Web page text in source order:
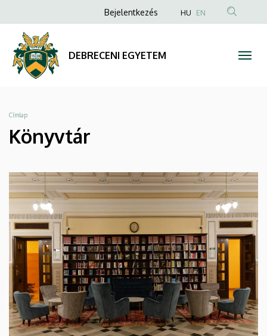
DEBRECENI
EGYETEM
a
tartalomra
Anonim
menüje
Bejelentkezés HU EN
DEBRECENI EGYETEM
Morzsa
Címlap
Könyvtár